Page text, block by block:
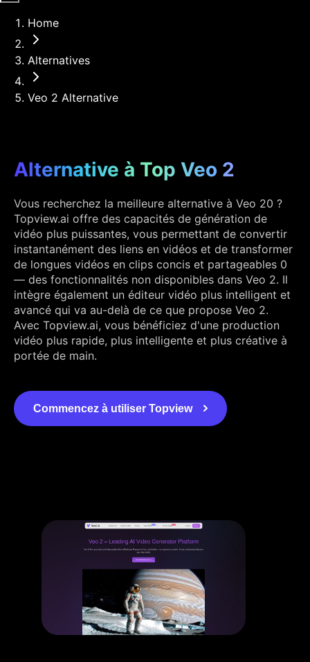
Home
Alternatives
Veo 2 Alternative
Alternative à Top Veo 2
Vous recherchez la meilleure alternative à Veo 20 ?
Topview.ai offre des capacités de génération de
vidéo plus puissantes, vous permettant de convertir
instantanément des liens en vidéos et de transformer
de longues vidéos en clips concis et partageables 0
— des fonctionnalités non disponibles dans Veo 2. Il
intègre également un éditeur vidéo plus intelligent et
avancé qui va au-delà de ce que propose Veo 2.
Avec Topview.ai, vous bénéficiez d'une production
vidéo plus rapide, plus intelligente et plus créative à
portée de main.
Commencez à utiliser Topview